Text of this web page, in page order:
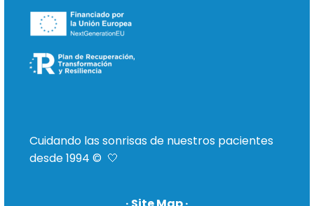
Cuidando las sonrisas de nuestros pacientes
desde 1994 © 🤍